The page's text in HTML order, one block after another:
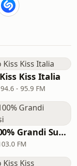
Kiss Italia
- 95.9 FM
RDS 100% Grandi Successi
FM